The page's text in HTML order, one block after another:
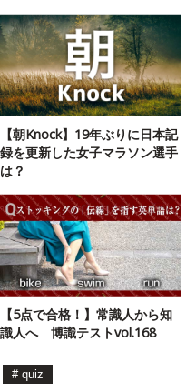
【朝Knock】19年ぶりに日本記
録を更新した女子マラソン選手
は？
【5点で合格！】常識人から知
識人へ 博識テストvol.168
# quiz